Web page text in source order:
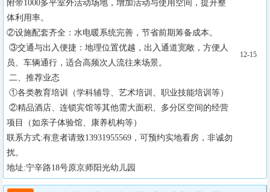
附带1000多平室外活动场地，增加活动与使用空间，提升整
体利用率。
②设施配套齐全：水电暖系统完善，节省前期筹备成本。
员、车辆通行，适合高频次人流往来场景。
项目（如亲子体验馆、康养机构等）
联系方式:有意者请致13931955569，可预约实地看房，非诚勿
扰。
地址:宁辛路18号原京师阳光幼儿园
12-15